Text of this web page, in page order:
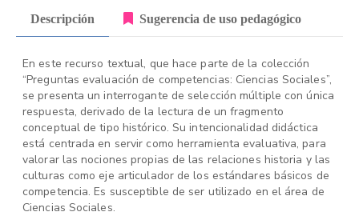
Descripción Sugerencia de uso pedagógico
En este recurso textual, que hace parte de la colección
“Preguntas evaluación de competencias: Ciencias Sociales”,
se presenta un interrogante de selección múltiple con única
respuesta, derivado de la lectura de un fragmento
conceptual de tipo histórico. Su intencionalidad didáctica
está centrada en servir como herramienta evaluativa, para
valorar las nociones propias de las relaciones historia y las
culturas como eje articulador de los estándares básicos de
competencia. Es susceptible de ser utilizado en el área de
Ciencias Sociales.